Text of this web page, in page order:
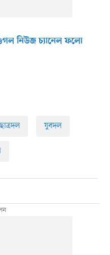
নিউজ চ্যানেল ফলো
যুবদল